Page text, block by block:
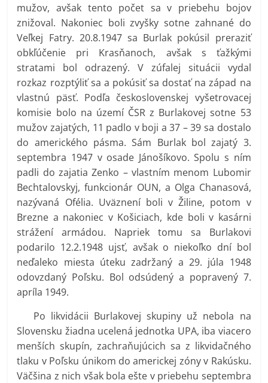
mužov, avšak tento počet sa v priebehu bojov
znižoval. Nakoniec boli zvyšky sotne zahnané do
Veľkej Fatry. 20.8.1947 sa Burlak pokúsil preraziť
obkľúčenie pri Krasňanoch, avšak s ťažkými
stratami bol odrazený. V zúfalej situácii vydal
rozkaz rozptýliť sa a pokúsiť sa dostať na západ na
vlastnú päsť. Podľa československej vyšetrovacej
komisie bolo na území ČSR z Burlakovej sotne 53
mužov zajatých, 11 padlo v boji a 37 – 39 sa dostalo
do amerického pásma. Sám Burlak bol zajatý 3.
septembra 1947 v osade Jánošíkovo. Spolu s ním
padli do zajatia Zenko – vlastním menom Lubomir
Bechtalovskyj, funkcionár OUN, a Olga Chanasová,
nazývaná Ofélia. Uväznení boli v Žiline, potom v
Brezne a nakoniec v Košiciach, kde boli v kasárni
strážení armádou. Napriek tomu sa Burlakovi
podarilo 12.2.1948 ujsť, avšak o niekoľko dní bol
neďaleko miesta úteku zadržaný a 29. júla 1948
odovzdaný Poľsku. Bol odsúdený a popravený 7.
apríla 1949.
Po likvidácii Burlakovej skupiny už nebola na
Slovensku žiadna ucelená jednotka UPA, iba viacero
menších skupín, zachraňujúcich sa z likvidačného
tlaku v Poľsku únikom do americkej zóny v Rakúsku.
Väčšina z nich však bola ešte v priebehu septembra